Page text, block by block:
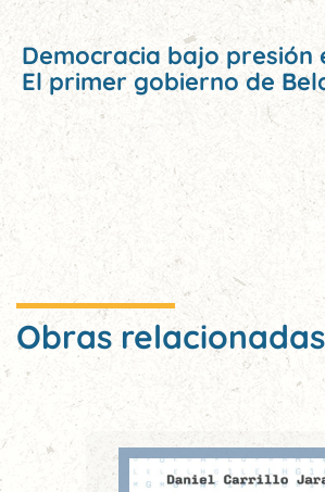
Democracia bajo presión
El primer gobierno de
Obras relacionadas